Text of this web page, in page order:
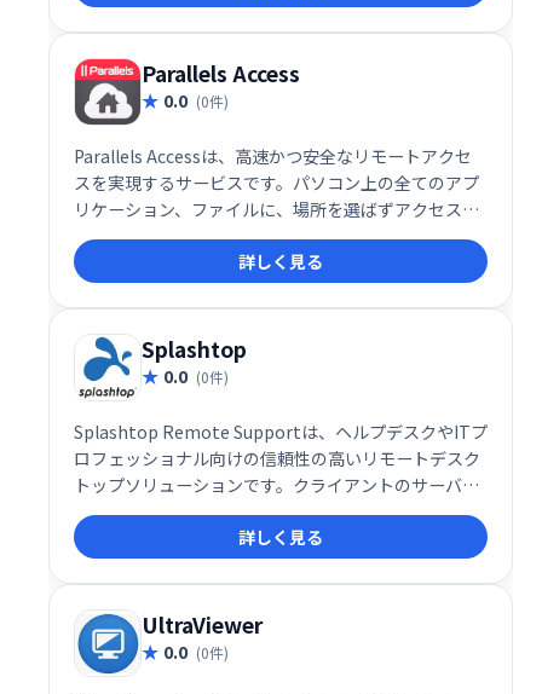
Parallels Access
0.0 (0件)
Parallels Accessは、高速かつ安全なリモートアクセ
スを実現するサービスです。パソコン上の全てのアプ
リケーション、ファイルに、場所を選ばずアクセスで
きます。特にモバイルアプリは、優れた操作性と安定
した接続を提供し、快適なリモートワーク環境をサポ
ートします。 どこからでもシームレスにパソコンを操
作したい方におすすめです。
詳しく見る
Splashtop
0.0 (0件)
Splashtop Remote Supportは、ヘルプデスクやITプ
ロフェッショナル向けの信頼性の高いリモートデスク
トップソリューションです。クライアントのサーバー
やコンピュータをリモートでサポートし、有人・無人
両方のサポートに対応できます。迅速かつ効率的なリ
モートサポートを実現し、業務の生産性向上に貢献し
ます。
詳しく見る
UltraViewer
0.0 (0件)